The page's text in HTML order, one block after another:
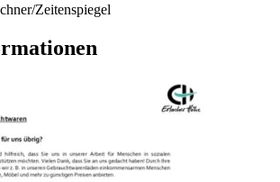
Zeitenspiegel